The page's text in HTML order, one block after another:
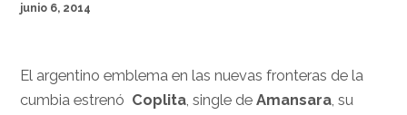
junio 6, 2014
El argentino emblema en las nuevas fronteras de la
cumbia estrenó Coplita, single deAmansara, su